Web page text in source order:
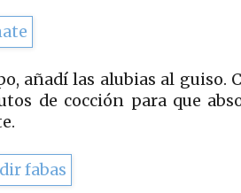
añadí las alubias al guiso.
de cocción para que